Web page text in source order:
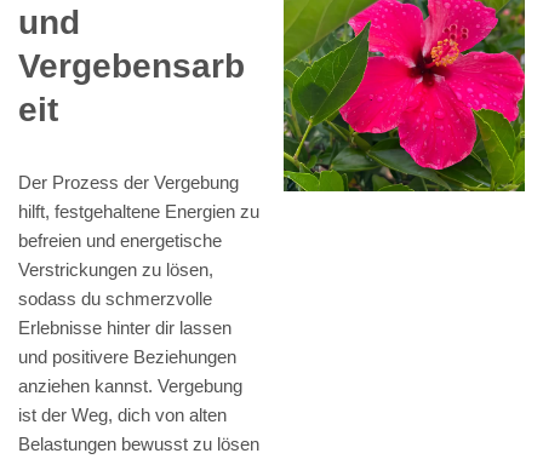
und
Vergebensarb
eit
Der Prozess der Vergebung
hilft, festgehaltene Energien zu
befreien und energetische
Verstrickungen zu lösen,
sodass du schmerzvolle
Erlebnisse hinter dir lassen
und positivere Beziehungen
anziehen kannst. Vergebung
ist der Weg, dich von alten
Belastungen bewusst zu lösen